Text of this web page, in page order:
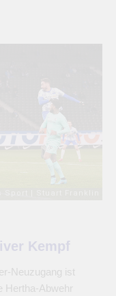
Kempf
Neuzugang ist
Hertha-Abwehr